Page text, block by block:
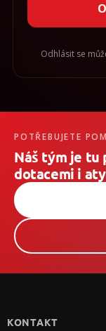
Odhlásit se
POTŘEBUJETE
Náš tým je tu
dotacemi i
KONTAKT